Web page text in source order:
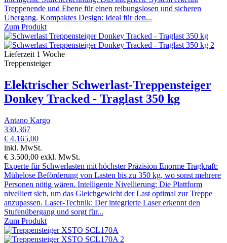
Treppenende und Ebene für einen reibungslosen und sicheren
Übergang. Kompaktes Design: Ideal für den...
Zum Produkt
Lieferzeit 1 Woche
Treppensteiger
Elektrischer Schwerlast-Treppensteiger
Donkey Tracked - Traglast 350 kg
Antano Kargo
330.367
€ 4.165,00
inkl. MwSt.
€ 3.500,00 exkl. MwSt.
Experte für Schwerlasten mit höchster Präzision Enorme Tragkraft:
Mühelose Beförderung von Lasten bis zu 350 kg, wo sonst mehrere
Personen nötig wären. Intelligente Nivellierung: Die Plattform
nivelliert sich, um das Gleichgewicht der Last optimal zur Treppe
anzupassen. Laser-Technik: Der integrierte Laser erkennt den
Stufenübergang und sorgt für...
Zum Produkt